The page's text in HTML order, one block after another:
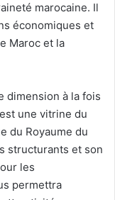
é marocaine. Il
économiques et
Maroc et la
dimension à la fois
est une vitrine du
du Royaume du
structurants et son
les
permettra